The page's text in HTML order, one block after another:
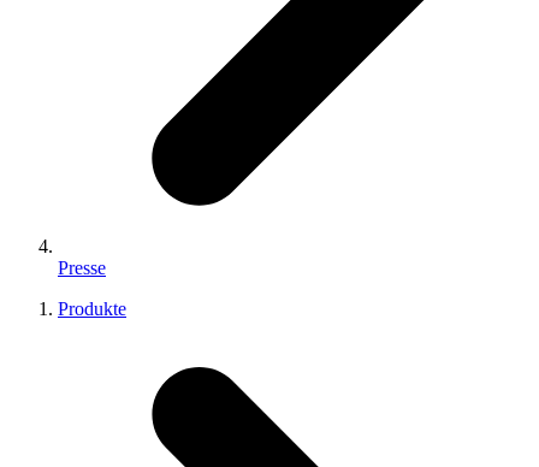
Presse
Produkte